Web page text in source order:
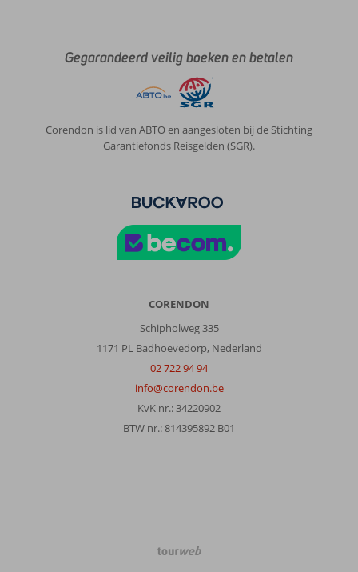
Gegarandeerd veilig boeken en betalen
Corendon is lid van ABTO en aangesloten bij de Stichting
Garantiefonds Reisgelden (SGR).
CORENDON
Schipholweg 335
1171 PL Badhoevedorp, Nederland
02 722 94 94
info@corendon.be
KvK nr.: 34220902
BTW nr.: 814395892 B01
TourWeb